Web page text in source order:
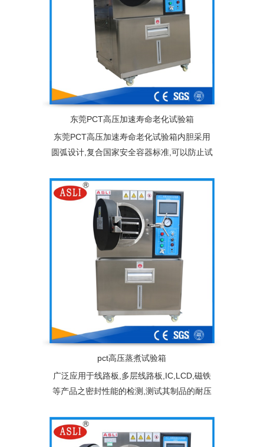
东莞PCT高压加速寿命老化试验箱
东莞PCT高压加速寿命老化试验箱内胆采用
圆弧设计,复合国家安全容器标准,可以防止试
中受过热蒸汽直接冲击影响试验结果。配备
双层不锈钢产品架,也可根据客户产品规格尺
寸免费量身定制专用产品架
pct高压蒸煮试验箱
广泛应用于线路板,多层线路板,IC,LCD,磁铁
等产品之密封性能的检测,测试其制品的耐压
环境应力(如：温度)与工作应力(施加给产品
的电压、负荷等)，加快试验过程，缩短产品